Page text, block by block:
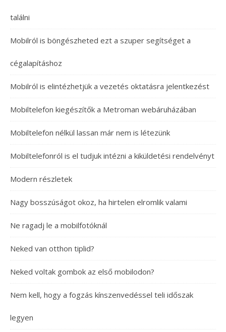
találni
Mobilról is böngészheted ezt a szuper segítséget a
cégalapításhoz
Mobilról is elintézhetjük a vezetés oktatásra jelentkezést
Mobiltelefon kiegészítők a Metroman webáruházában
Mobiltelefon nélkül lassan már nem is létezünk
Mobiltelefonról is el tudjuk intézni a kiküldetési rendelvényt
Modern részletek
Nagy bosszúságot okoz, ha hirtelen elromlik valami
Ne ragadj le a mobilfotóknál
Neked van otthon tiplid?
Neked voltak gombok az első mobilodon?
Nem kell, hogy a fogzás kínszenvedéssel teli időszak
legyen